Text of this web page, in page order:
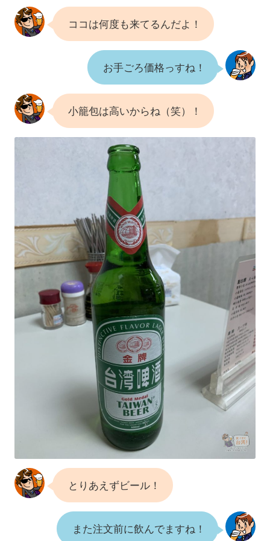
ココは何度も来てるんだよ！
お手ごろ価格っすね！
小籠包は高いからね（笑）！
とりあえずビール！
また注文前に飲んでますね！